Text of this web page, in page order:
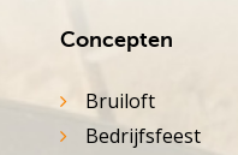
Concepten
Bruiloft
Bedrijfsfeest